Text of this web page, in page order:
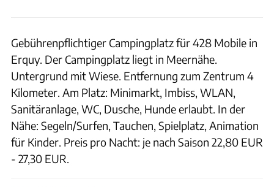
Gebührenpflichtiger Campingplatz für 428 Mobile in
Erquy. Der Campingplatz liegt in Meernähe.
Untergrund mit Wiese. Entfernung zum Zentrum 4
Kilometer. Am Platz: Minimarkt, Imbiss, WLAN,
Sanitäranlage, WC, Dusche, Hunde erlaubt. In der
Nähe: Segeln/Surfen, Tauchen, Spielplatz, Animation
für Kinder. Preis pro Nacht: je nach Saison 22,80 EUR
- 27,30 EUR.